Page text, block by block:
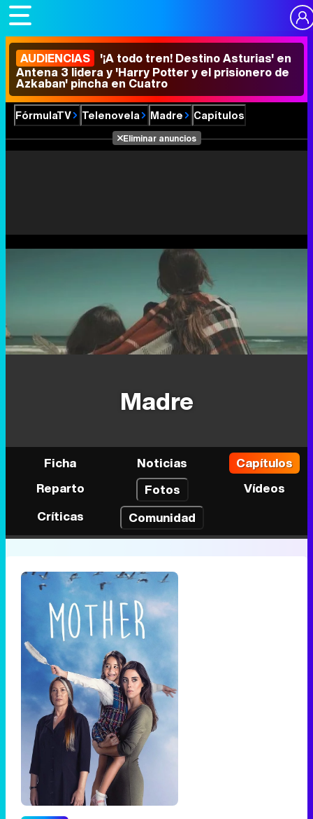
AUDIENCIAS '¡A todo tren! Destino Asturias' en
Antena 3 lidera y 'Harry Potter y el prisionero de
Azkaban' pincha en Cuatro
FórmulaTV Telenovela Madre Capítulos
Eliminar anuncios
Madre
Ficha Noticias
Capítulos
Reparto
Fotos
Vídeos
Críticas
Comunidad